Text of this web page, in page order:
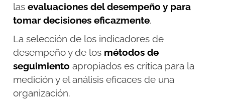
lasevaluaciones del desempeño y para
tomar decisiones eficazmente.
La selección de los indicadores de
desempeño y de los métodos de
seguimiento apropiados es crítica para la
medición y el análisis eficaces de una
organización.